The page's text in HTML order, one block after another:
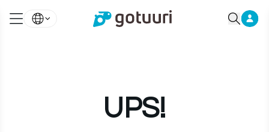
UPS!